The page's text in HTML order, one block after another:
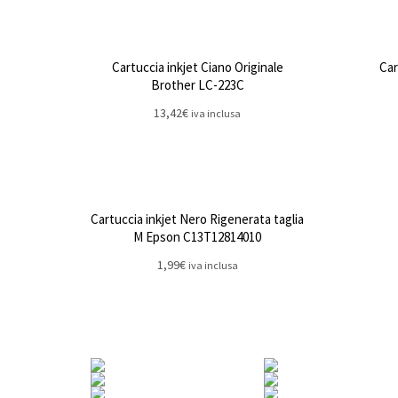
Cartuccia inkjet Ciano Originale
Brother LC-223C
13,42€ iva inclusa
Cartuccia inkjet Nero Rigenerata taglia
M Epson C13T12814010
1,99€ iva inclusa